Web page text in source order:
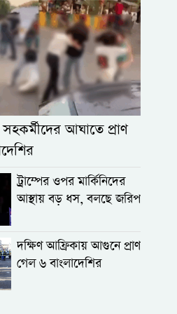
আঘাতে প্রাণ
ট্রাম্পের ওপর মার্কিনিদের
আস্থায় বড় ধস, বলছে জরিপ
দক্ষিণ আফ্রিকায় আগুনে প্রাণ
গেল ৬ বাংলাদেশির